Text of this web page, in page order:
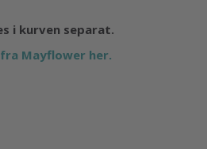
i kurven separat.
Mayflower her.